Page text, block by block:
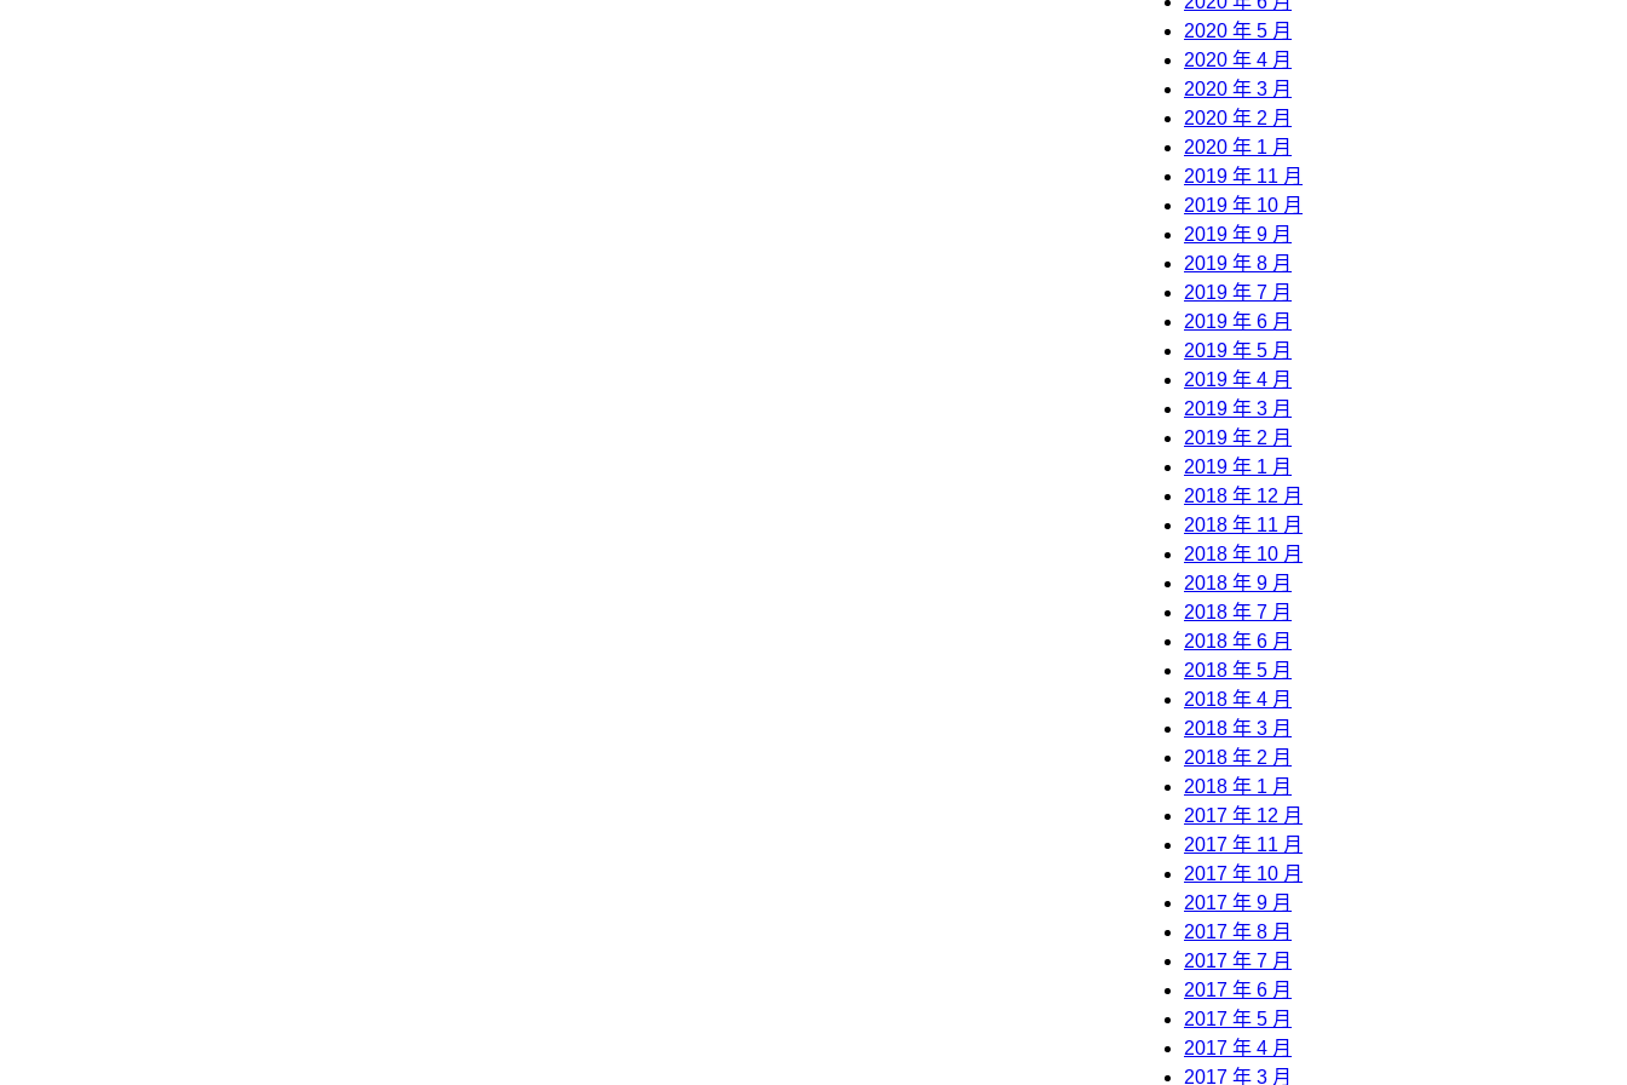
2020 年 5 月
2020 年 4 月
2020 年 3 月
2020 年 2 月
2020 年 1 月
2019 年 11 月
2019 年 10 月
2019 年 9 月
2019 年 8 月
2019 年 7 月
2019 年 6 月
2019 年 5 月
2019 年 4 月
2019 年 3 月
2019 年 2 月
2019 年 1 月
2018 年 12 月
2018 年 11 月
2018 年 10 月
2018 年 9 月
2018 年 7 月
2018 年 6 月
2018 年 5 月
2018 年 4 月
2018 年 3 月
2018 年 2 月
2018 年 1 月
2017 年 12 月
2017 年 11 月
2017 年 10 月
2017 年 9 月
2017 年 8 月
2017 年 7 月
2017 年 6 月
2017 年 5 月
2017 年 4 月
2017 年 3 月